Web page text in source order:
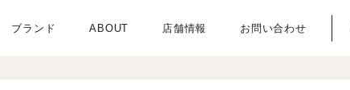
ブランド ABOUT 店舗情報 お問い合わせ